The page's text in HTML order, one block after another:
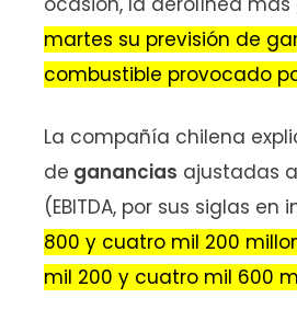
martes su previsión de
combustible provocado
La compañía chilena
de ganancias ajustadas
(EBITDA, por sus siglas
800 y cuatro mil 200
mil 200 y cuatro mil 600